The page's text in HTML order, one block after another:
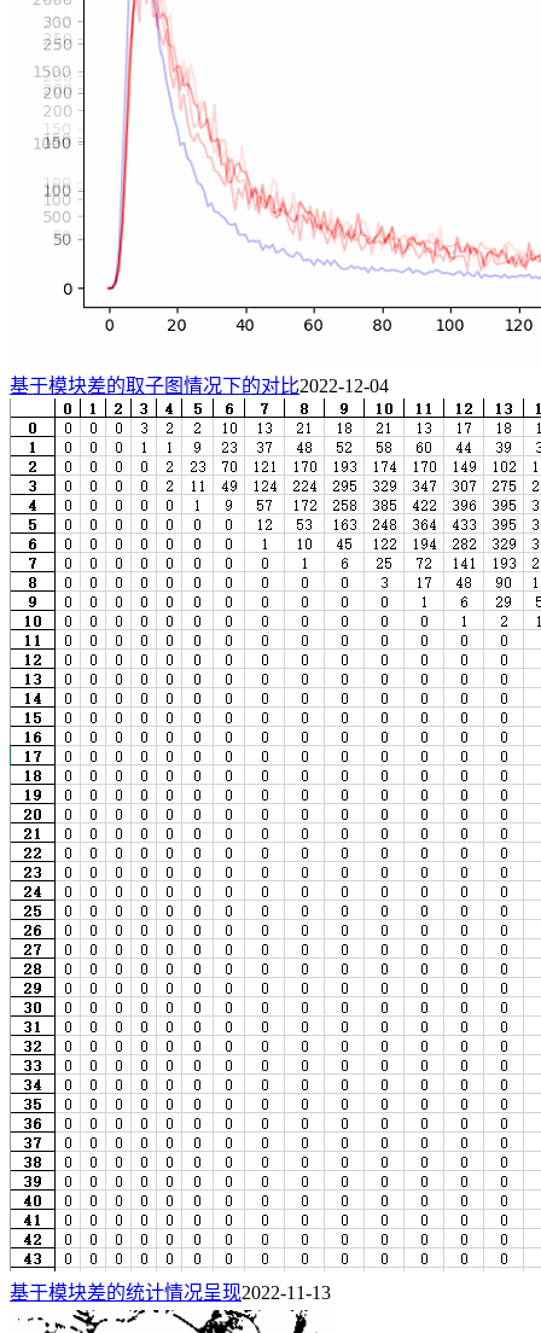
基于模块差的取子图情况下的对比2022-12-04
基于模块差的统计情况呈现2022-11-13